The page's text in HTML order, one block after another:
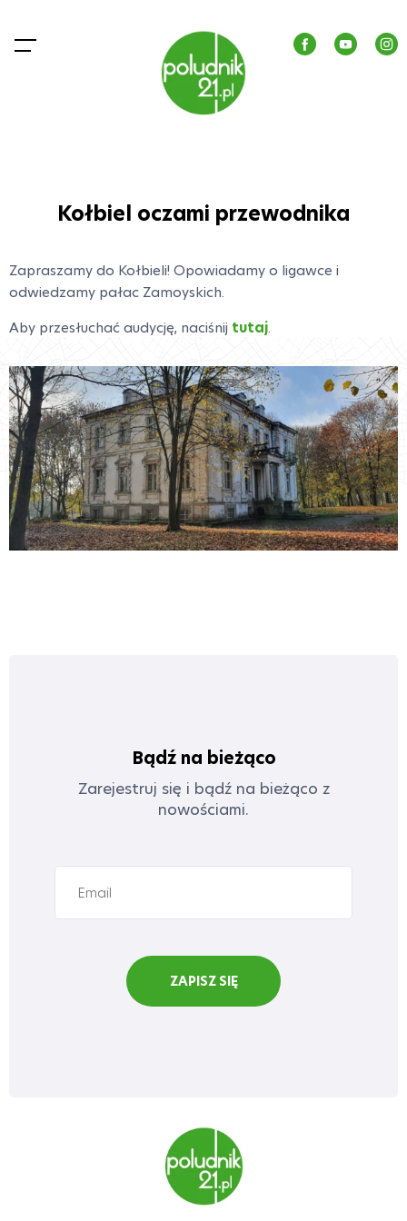
Kołbiel oczami przewodnika
Zapraszamy do Kołbieli! Opowiadamy o ligawce i
odwiedzamy pałac Zamoyskich.
Aby przesłuchać audycję, naciśnij tutaj.
Bądź na bieżąco
Zarejestruj się i bądź na bieżąco z
nowościami.
ZAPISZ SIĘ